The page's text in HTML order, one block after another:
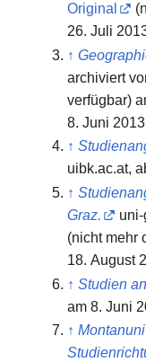
Original
26. Juli
↑
archiviert
verfügbar)
8. Juni 2013
↑
uibk.ac.at,
↑
Graz.
(nicht mehr
18. August
↑ Studien
am 8. Juni
↑